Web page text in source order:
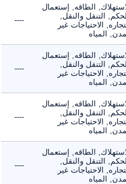
الطاقه, إستعمال
التنقل والنقل,
الاحتياجات غير
المياه
----
الطاقه, إستعمال
التنقل والنقل,
الاحتياجات غير
المياه
----
الطاقه, إستعمال
التنقل والنقل,
الاحتياجات غير
المياه
----
الطاقه, إستعمال
التنقل والنقل,
الاحتياجات غير
المياه
----